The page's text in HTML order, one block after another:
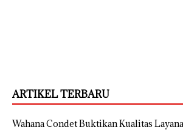
ARTIKEL TERBARU
Wahana Condet Buktikan Kualitas